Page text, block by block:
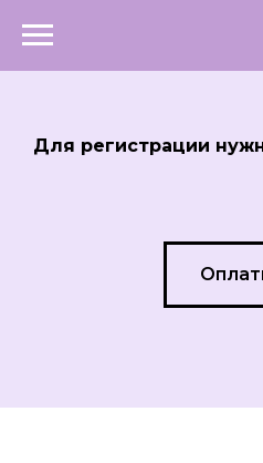
Для регистрации